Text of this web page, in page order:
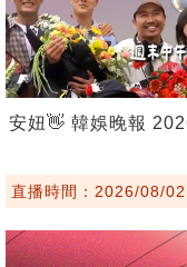
安妞👋 韓娛晚報
直播時間：2026/08/